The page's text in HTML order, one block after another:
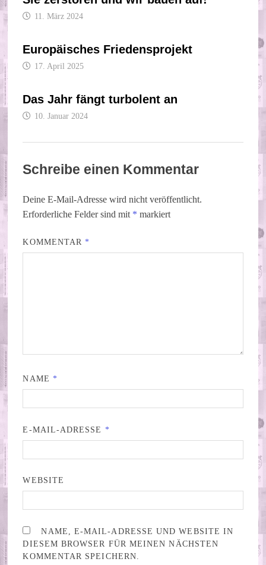
11. März 2024
Europäisches Friedensprojekt
17. April 2025
Das Jahr fängt turbolent an
10. Januar 2024
Schreibe einen Kommentar
Deine E-Mail-Adresse wird nicht veröffentlicht.
Erforderliche Felder sind mit * markiert
KOMMENTAR *
NAME *
E-MAIL-ADRESSE *
WEBSITE
NAME, E-MAIL-ADRESSE UND WEBSITE IN
DIESEM BROWSER FÜR MEINEN NÄCHSTEN
KOMMENTAR SPEICHERN.